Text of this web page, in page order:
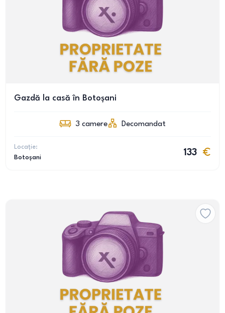
Gazdă la casă în Botoșani
3 camere Decomandat
Locație:
Botoșani
133